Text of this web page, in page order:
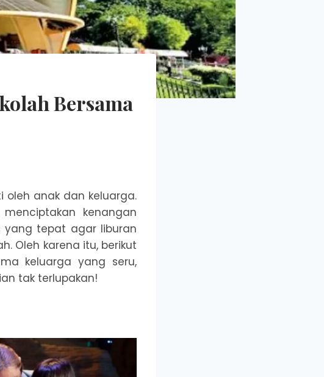
Bersama
anak dan keluarga.
kenangan
yang tepat agar liburan
Oleh karena itu, berikut
keluarga yang seru,
tak terlupakan!